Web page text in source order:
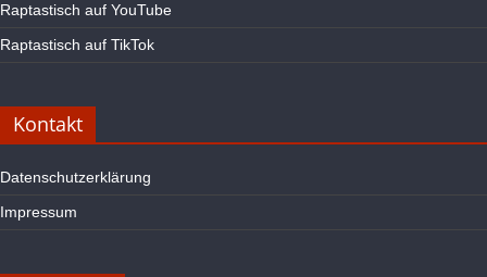
Raptastisch auf YouTube
Raptastisch auf TikTok
Kontakt
Datenschutzerklärung
Impressum